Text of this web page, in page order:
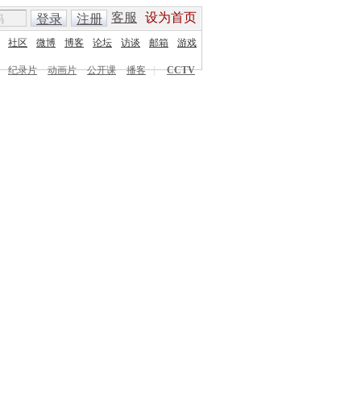
客服 设为首页
登录 注册
社区 微博 博客 论坛 访谈 邮箱 游戏
纪录片 动画片 公开课 播客 |
CCTV